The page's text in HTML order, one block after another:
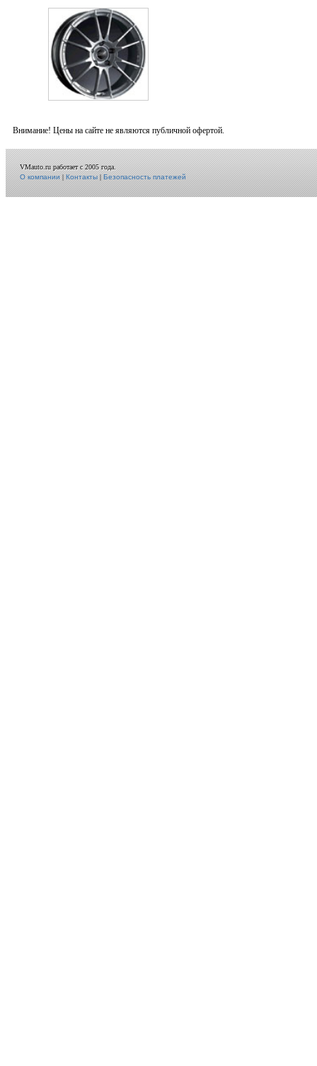
Внимание! Цены на сайте не являются публичной офертой.
VMauto.ru работает с 2005 года.
О компании|Контакты|Безопасность платежей